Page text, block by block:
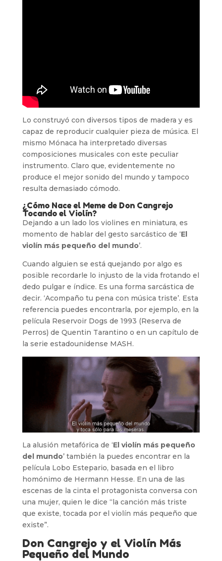
Lo construyó con diversos tipos de madera y es
capaz de reproducir cualquier pieza de música. El
mismo Mónaca ha interpretado diversas
composiciones musicales con este peculiar
instrumento. Claro que, evidentemente no
produce el mejor sonido del mundo y tampoco
resulta demasiado cómodo.
¿Cómo Nace el Meme de Don Cangrejo
Tocando el Violín?
Dejando a un lado los violines en miniatura, es
momento de hablar del gesto sarcástico de ‘El
violín más pequeño del mundo’.
Cuando alguien se está quejando por algo es
posible recordarle lo injusto de la vida frotando el
dedo pulgar e índice. Es una forma sarcástica de
decir. ‘Acompaño tu pena con música triste’. Esta
referencia puedes encontrarla, por ejemplo, en la
película Reservoir Dogs de 1993 (Reserva de
Perros) de Quentin Tarantino o en un capítulo de
la serie estadounidense MASH.
La alusión metafórica de ‘El violín más pequeño
del mundo’ también la puedes encontrar en la
película Lobo Estepario, basada en el libro
homónimo de Hermann Hesse. En una de las
escenas de la cinta el protagonista conversa con
una mujer, quien le dice “la canción más triste
que existe, tocada por el violín más pequeño que
existe”.
Don Cangrejo y el Violín Más
Pequeño del Mundo